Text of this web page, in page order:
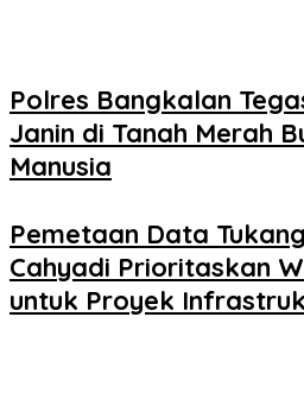
Polres Bangkalan
Janin di Tanah Merah
Manusia
Pemetaan Data
Cahyadi Prioritaskan
untuk Proyek